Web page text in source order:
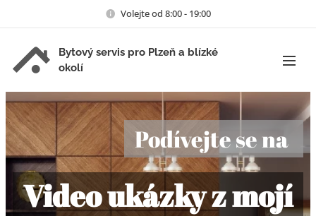
Volejte od 8:00 - 19:00
Bytový servis pro Plzeň a blízké
okolí
Podívejte se na
Video ukázky z mojí